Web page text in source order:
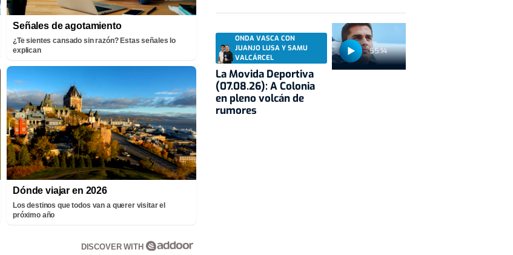
Señales de agotamiento
¿Te sientes cansado sin razón? Estas señales lo
explican
Dónde viajar en 2026
Los destinos que todos van a querer visitar el
próximo año
DISCOVER WITH
55:14
ONDA VASCA CON
JUANJO LUSA Y SAMU
VALCÁRCEL
La Movida Deportiva
(07.08.26): A Colonia
en pleno volcán de
rumores